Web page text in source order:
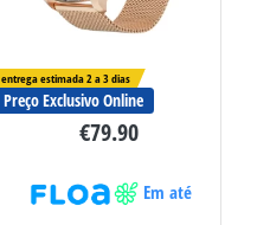
entrega estimada 2 a 3 dias
Preço Exclusivo Online
€79.90
Em até